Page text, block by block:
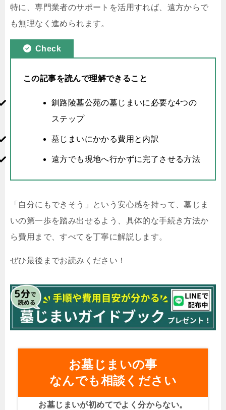
特に、専門業者のサポートを活用すれば、遠方からで
も無理なく進められます。
Check
この記事を読んで理解できること
釧路陵墓公苑の墓じまいに必要な4つの
ステップ
墓じまいにかかる費用と内訳
遠方でも現地へ行かずに完了させる方法
「自分にもできそう」という安心感を持って、墓じま
いの第一歩を踏み出せるよう、具体的な手続き方法か
ら費用まで、すべてを丁寧に解説します。
ぜひ最後までお読みください！
お墓じまいの事
なんでも相談ください
お墓じまいが初めてでよく分からない。